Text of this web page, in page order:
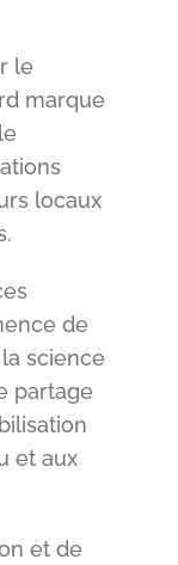
le
marque
locaux
de
science
partage
et aux
et de